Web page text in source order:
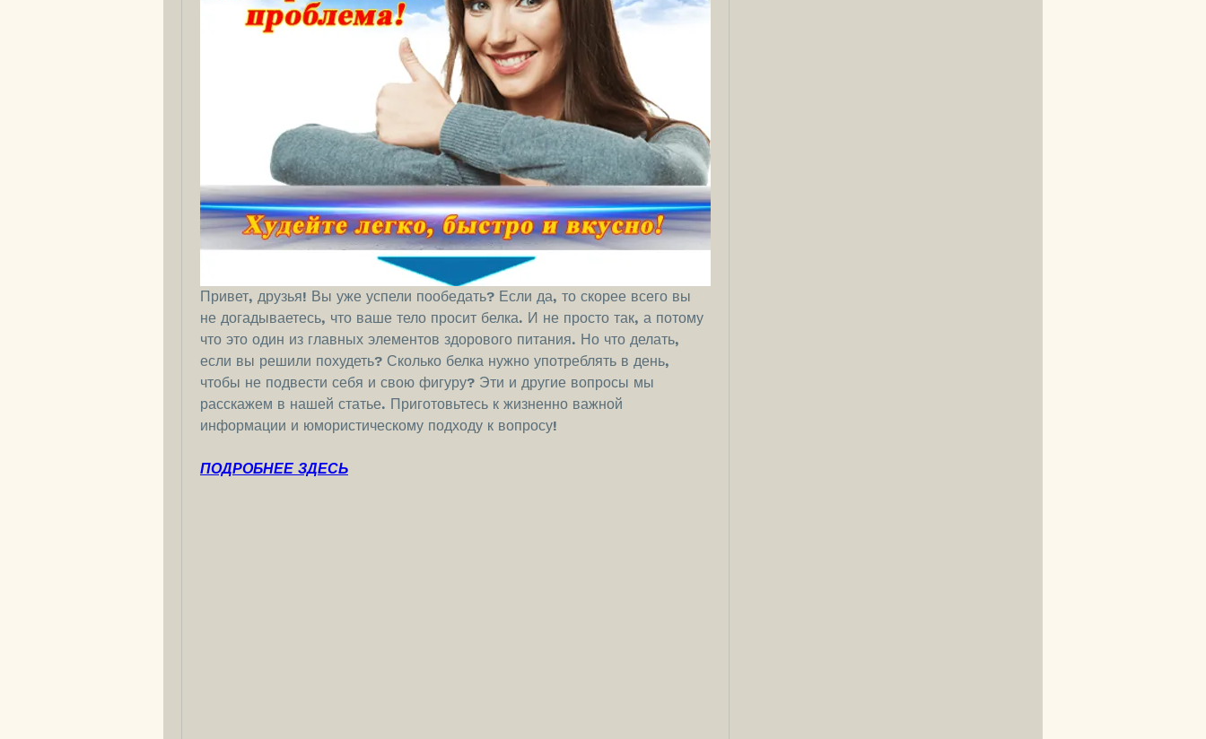
Привет, друзья! Вы уже успели пообедать? Если да, то скорее всего вы
не догадываетесь, что ваше тело просит белка. И не просто так, а потому
что это один из главных элементов здорового питания. Но что делать,
если вы решили похудеть? Сколько белка нужно употреблять в день,
чтобы не подвести себя и свою фигуру? Эти и другие вопросы мы
расскажем в нашей статье. Приготовьтесь к жизненно важной
информации и юмористическому подходу к вопросу!
ПОДРОБНЕЕ ЗДЕСЬ